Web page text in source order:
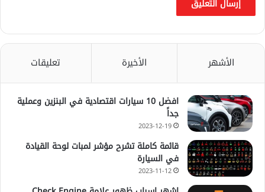
الأشهر الأخيرة تعليقات
افضل 10 سيارات اقتصادية في البنزين وعملية
جداً
2023-12-19
قائمة كاملة تشرح مؤشر لمبات لوحة القيادة
في السيارة
2023-11-12